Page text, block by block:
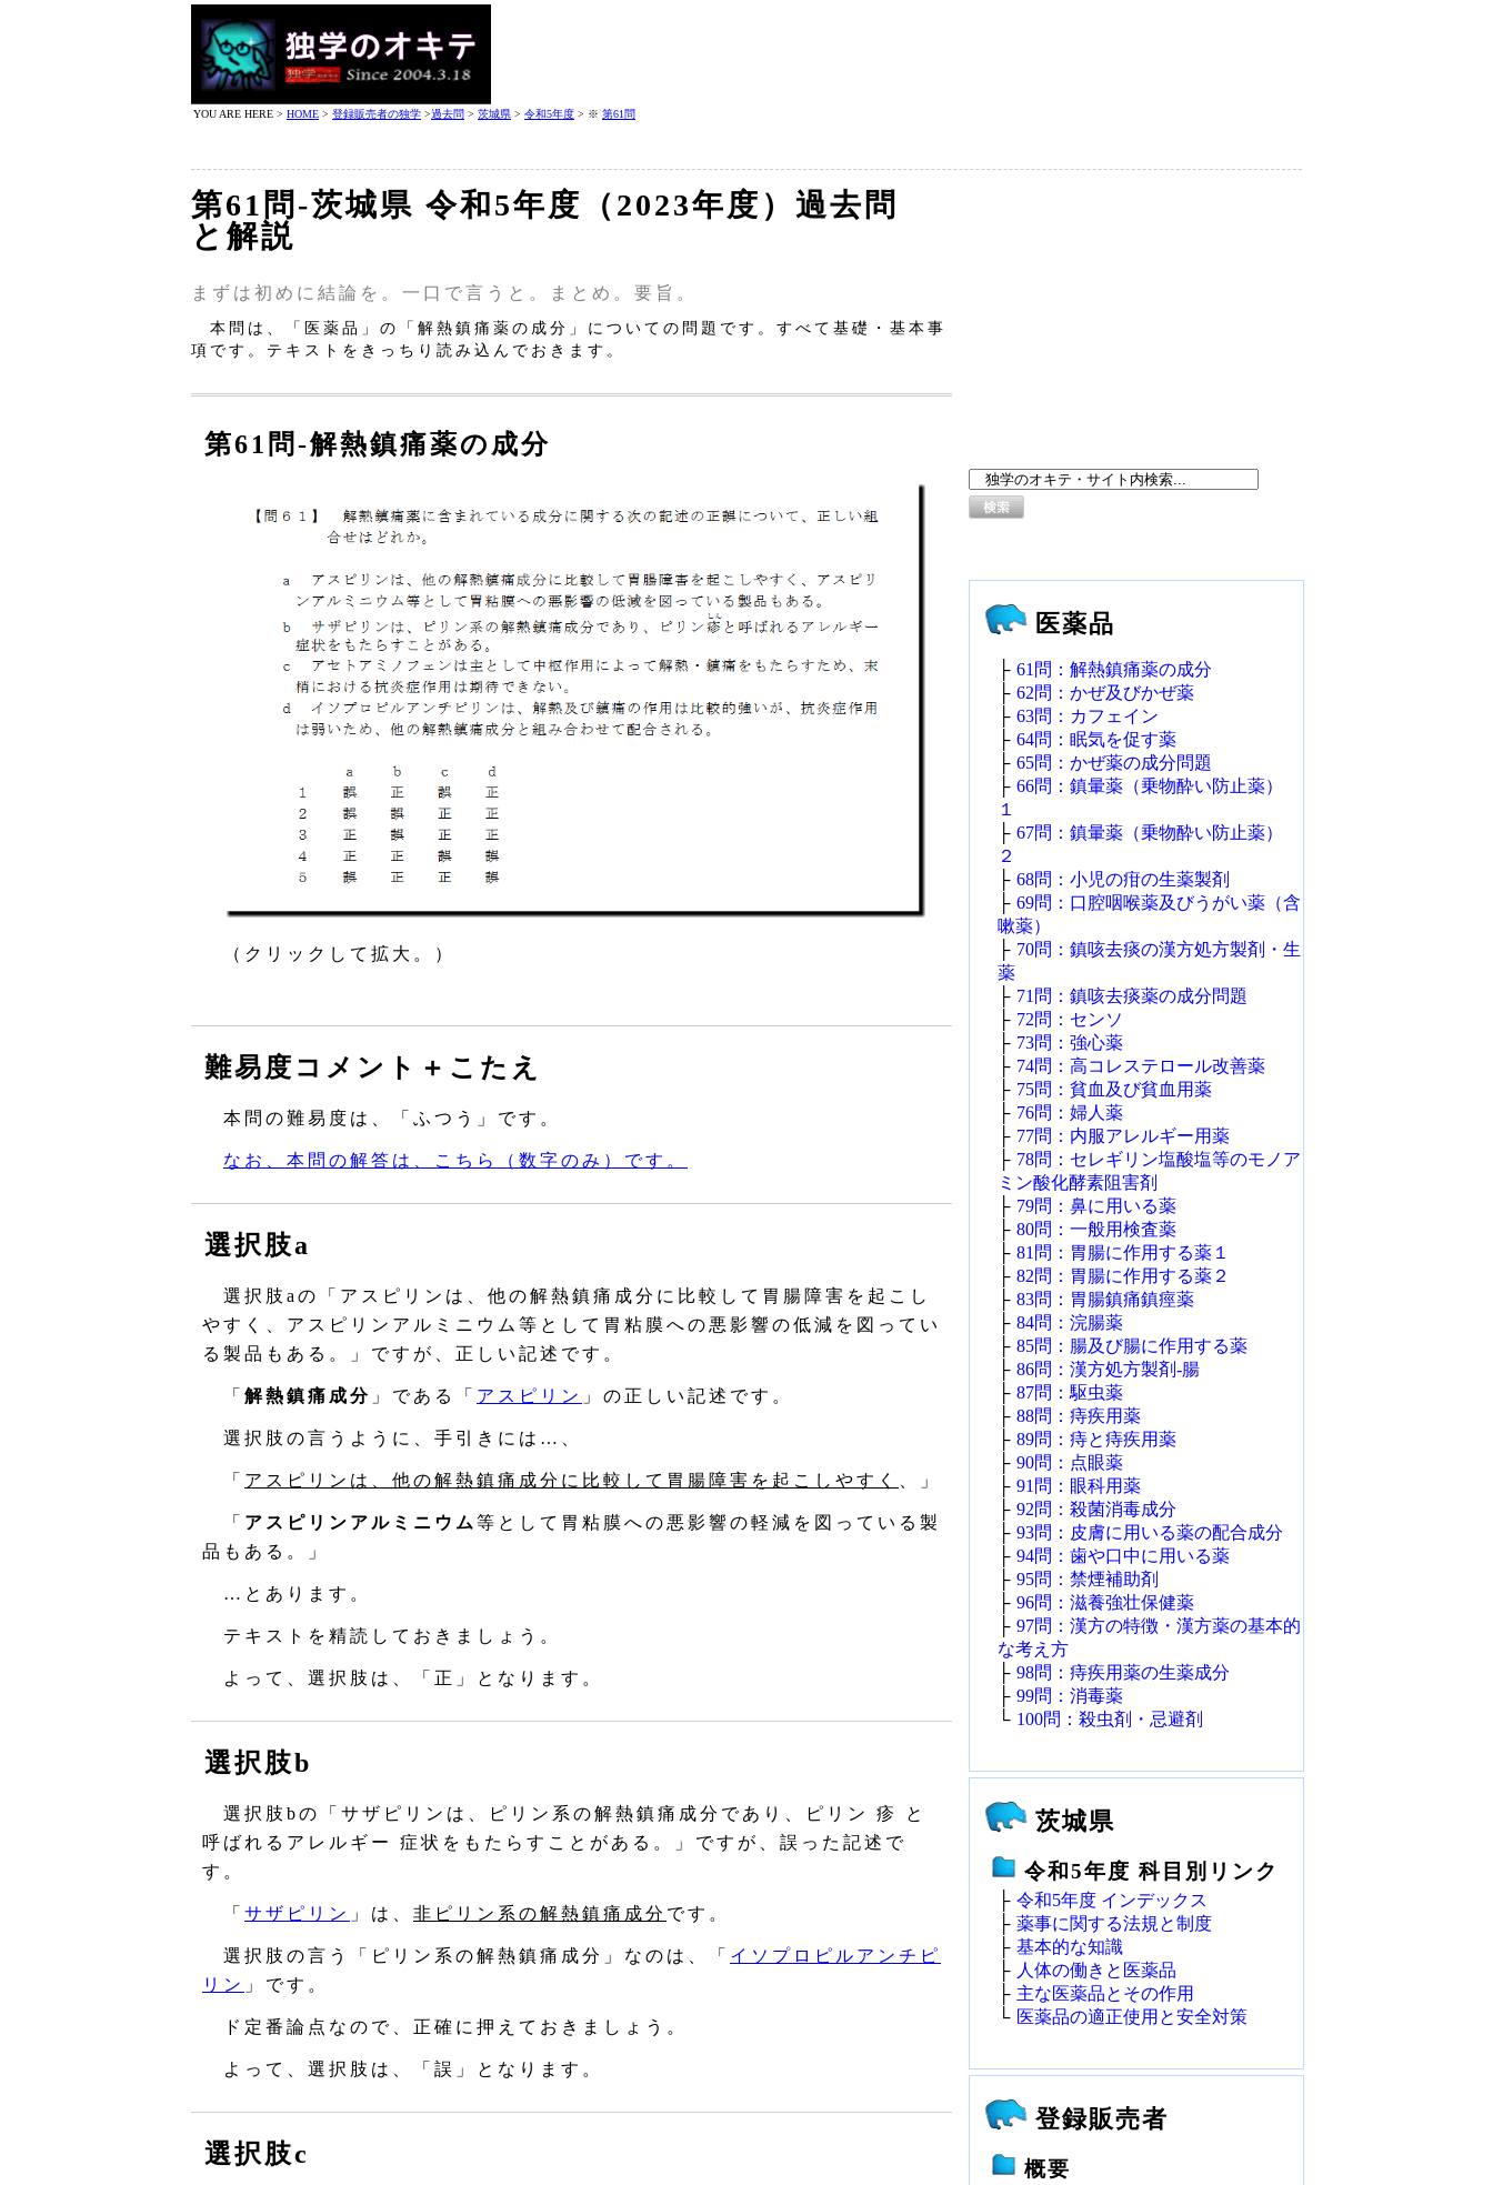
YOU ARE HERE > HOME > 登録販売者の独学 >過去問 > 茨城県 > 令和5年度 > ※ 第61問
第61問‐茨城県 令和5年度（2023年度）過去問
と解説
まずは初めに結論を。一口で言うと。まとめ。要旨。
本問は、「医薬品」の「解熱鎮痛薬の成分」についての問題です。すべて基礎・基本事
項です。テキストをきっちり読み込んでおきます。
第61問‐解熱鎮痛薬の成分
（クリックして拡大。）
難易度コメント＋こたえ
本問の難易度は、「ふつう」です。
なお、本問の解答は、こちら（数字のみ）です。
選択肢a
選択肢aの「アスピリンは、他の解熱鎮痛成分に比較して胃腸障害を起こし
やすく、アスピリンアルミニウム等として胃粘膜への悪影響の低減を図ってい
る製品もある。」ですが、正しい記述です。
「 解熱鎮痛成分 」である「 アスピリン 」の正しい記述です。
選択肢の言うように、手引きには…、
「 アスピリンは、他の解熱鎮痛成分に比較して胃腸障害を起こしやすく 、」
「 アスピリンアルミニウム 等として胃粘膜への悪影響の軽減を図っている製
品もある。」
…とあります。
テキストを精読しておきましょう。
よって、選択肢は、「正」となります。
選択肢b
選択肢bの「サザピリンは、ピリン系の解熱鎮痛成分であり、ピリン 疹 と
呼ばれるアレルギー 症状をもたらすことがある。」ですが、誤った記述で
す。
「 サザピリン 」は、 非ピリン系の解熱鎮痛成分 です。
選択肢の言う「ピリン系の解熱鎮痛成分」なのは、「 イソプロピルアンチピ
リン 」です。
ド定番論点なので、正確に押えておきましょう。
よって、選択肢は、「誤」となります。
選択肢c
医薬品
├ 61問：解熱鎮痛薬の成分
├ 62問：かぜ及びかぜ薬
├ 63問：カフェイン
├ 64問：眠気を促す薬
├ 65問：かぜ薬の成分問題
├ 66問：鎮暈薬（乗物酔い防止薬）
１
├ 67問：鎮暈薬（乗物酔い防止薬）
２
├ 68問：小児の疳の生薬製剤
├ 69問：口腔咽喉薬及びうがい薬（含
嗽薬）
├ 70問：鎮咳去痰の漢方処方製剤・生
薬
├ 71問：鎮咳去痰薬の成分問題
├ 72問：センソ
├ 73問：強心薬
├ 74問：高コレステロール改善薬
├ 75問：貧血及び貧血用薬
├ 76問：婦人薬
├ 77問：内服アレルギー用薬
├ 78問：セレギリン塩酸塩等のモノア
ミン酸化酵素阻害剤
├ 79問：鼻に用いる薬
├ 80問：一般用検査薬
├ 81問：胃腸に作用する薬１
├ 82問：胃腸に作用する薬２
├ 83問：胃腸鎮痛鎮痙薬
├ 84問：浣腸薬
├ 85問：腸及び腸に作用する薬
├ 86問：漢方処方製剤‐腸
├ 87問：駆虫薬
├ 88問：痔疾用薬
├ 89問：痔と痔疾用薬
├ 90問：点眼薬
├ 91問：眼科用薬
├ 92問：殺菌消毒成分
├ 93問：皮膚に用いる薬の配合成分
├ 94問：歯や口中に用いる薬
├ 95問：禁煙補助剤
├ 96問：滋養強壮保健薬
├ 97問：漢方の特徴・漢方薬の基本的
な考え方
├ 98問：痔疾用薬の生薬成分
├ 99問：消毒薬
└ 100問：殺虫剤・忌避剤
茨城県
令和5年度 科目別リンク
├ 令和5年度 インデックス
├ 薬事に関する法規と制度
├ 基本的な知識
├ 人体の働きと医薬品
├ 主な医薬品とその作用
└ 医薬品の適正使用と安全対策
登録販売者
概要